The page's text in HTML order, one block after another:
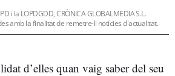
i la LOPDGDD, CRÒNICA GLOBALMEDIA S.L.
amb la finalitat de remetre-li notícies d'actualitat.
d’elles quan vaig saber del seu